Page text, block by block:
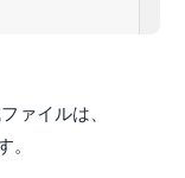
ァイルは、
。